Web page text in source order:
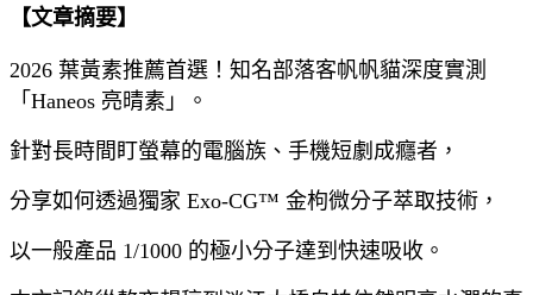
【文章摘要】
2026 葉黃素推薦首選！知名部落客帆帆貓深度實測
「Haneos 亮晴素」。
針對長時間盯螢幕的電腦族、手機短劇成癮者，
分享如何透過獨家 Exo-CG™ 金枸微分子萃取技術，
以一般產品 1/1000 的極小分子達到快速吸收。